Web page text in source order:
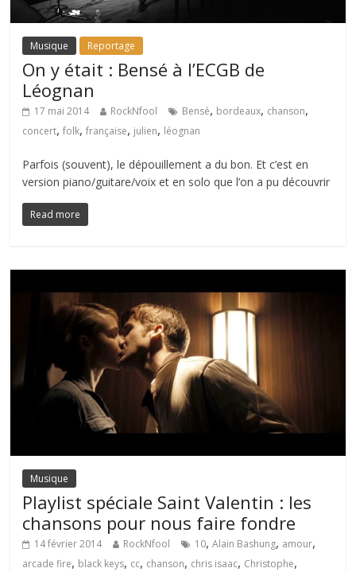
Musique Reportage
On y était : Bensé à l’ECGB de
Léognan
17 mai 2014 RockNfool Bensé, bordeaux, chanson,
concert,folk,française, julien, léognan
Parfois (souvent), le dépouillement a du bon. Et c’est en
version piano/guitare/voix et en solo que l’on a pu découvrir
Read more
Musique
Playlist spéciale Saint Valentin : les
chansons pour nous faire fondre
14 février 2014 RockNfool 10,Alain Bashung, amour,
arcade fire, black keys, cc, chanson, chris isaac, Christophe,